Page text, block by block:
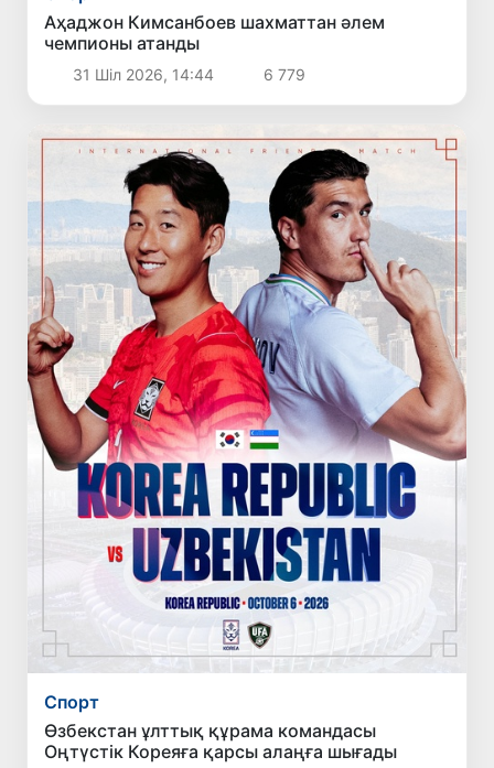
Аҳаджон Кимсанбоев шахматтан әлем
чемпионы атанды
31 Шіл 2026, 14:44 6 779
Спорт
Өзбекстан ұлттық құрама командасы
Оңтүстік Кореяға қарсы алаңға шығады